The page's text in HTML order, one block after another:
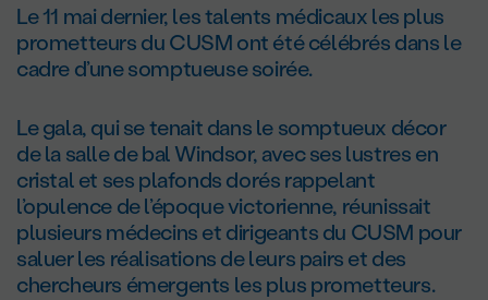
Le 11 mai dernier, les talents médicaux les plus
prometteurs du CUSM ont été célébrés dans le
cadre d’une somptueuse soirée.
Le gala, qui se tenait dans le somptueux décor
de la salle de bal Windsor, avec ses lustres en
cristal et ses plafonds dorés rappelant
l’opulence de l’époque victorienne, réunissait
plusieurs médecins et dirigeants du CUSM pour
saluer les réalisations de leurs pairs et des
chercheurs émergents les plus prometteurs.